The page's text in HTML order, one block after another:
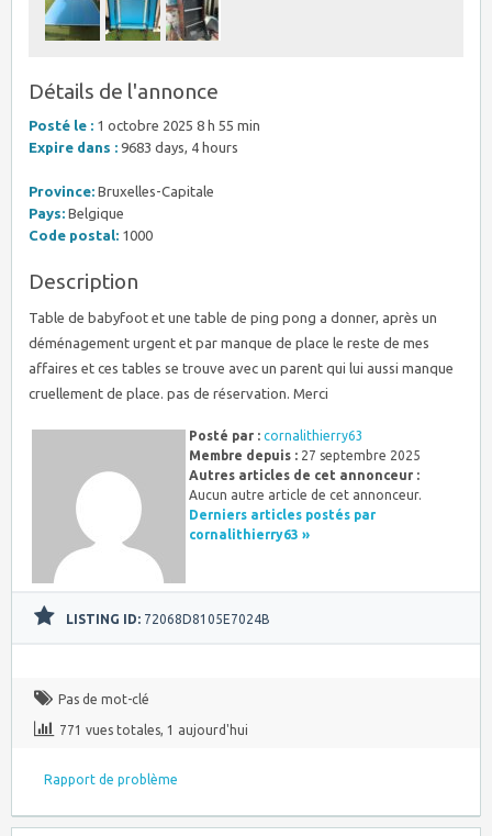
Détails de l'annonce
Posté le : 1 octobre 2025 8 h 55 min
Expire dans : 9683 days, 4 hours
Province: Bruxelles-Capitale
Pays: Belgique
Code postal: 1000
Description
Table de babyfoot et une table de ping pong a donner, après un
déménagement urgent et par manque de place le reste de mes
affaires et ces tables se trouve avec un parent qui lui aussi manque
cruellement de place. pas de réservation. Merci
Posté par : cornalithierry63
Membre depuis : 27 septembre 2025
Autres articles de cet annonceur :
Aucun autre article de cet annonceur.
Derniers articles postés par
cornalithierry63 »
LISTING ID: 72068D8105E7024B
Pas de mot-clé
771 vues totales, 1 aujourd'hui
Rapport de problème